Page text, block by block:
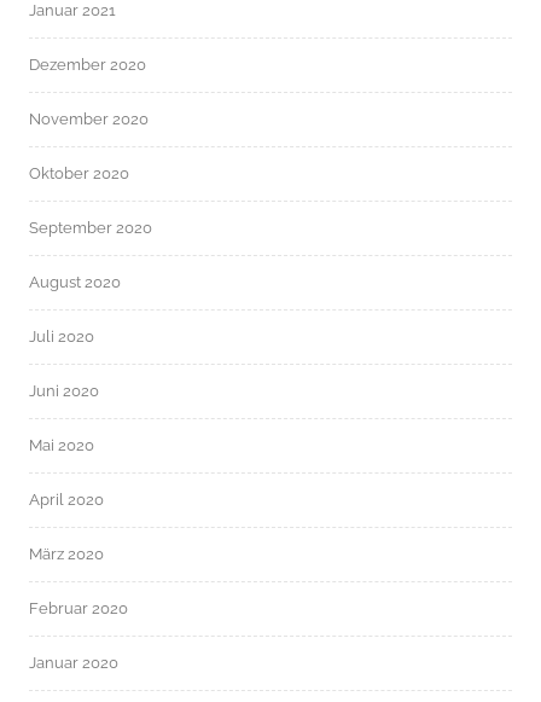
Januar 2021
Dezember 2020
November 2020
Oktober 2020
September 2020
August 2020
Juli 2020
Juni 2020
Mai 2020
April 2020
März 2020
Februar 2020
Januar 2020